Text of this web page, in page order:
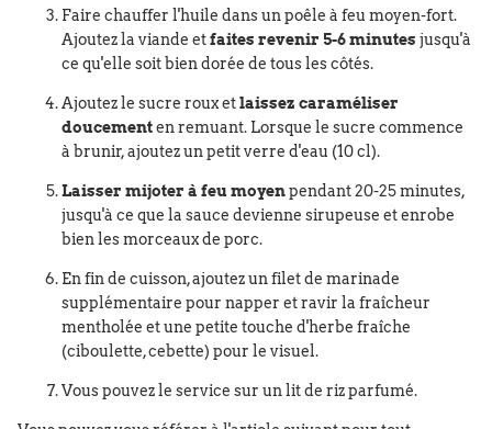
Faire chauffer l'huile dans un poêle à feu moyen-fort.
Ajoutez la viande etfaites revenir 5-6 minutes jusqu'à
ce qu'elle soit bien dorée de tous les côtés.
Ajoutez le sucre roux etlaissez caraméliser
doucementen remuant. Lorsque le sucre commence
à brunir, ajoutez un petit verre d'eau (10 cl).
Laisser mijoter à feu moyenpendant 20-25 minutes,
jusqu'à ce que la sauce devienne sirupeuse et enrobe
bien les morceaux de porc.
En fin de cuisson, ajoutez un filet de marinade
supplémentaire pour napper et ravir la fraîcheur
mentholée et une petite touche d'herbe fraîche
(ciboulette, cebette) pour le visuel.
Vous pouvez le service sur un lit de riz parfumé.